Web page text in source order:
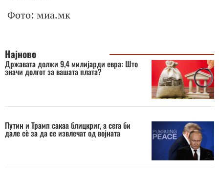
Фото: миа.мк
Најново
Државата должи 9,4 милијарди евра: Што
значи долгот за вашата плата?
Путин и Трамп сакаа блицкриг, a сега би
дале сè за да се извлечат од војната